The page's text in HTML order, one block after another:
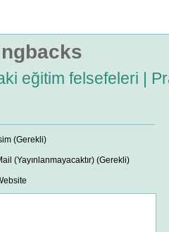
eğitim felsefeleri |
(Gerekli)
(Yayınlanmayacaktır) (Gerekli)